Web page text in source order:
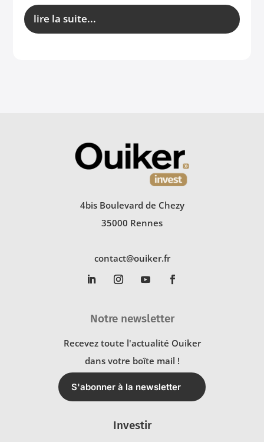
lire la suite...
4bis Boulevard de Chezy
35000 Rennes
contact@ouiker.fr
Notre newsletter
Recevez toute l'actualité Ouiker
dans votre boîte mail !
S'abonner à la newsletter
Investir